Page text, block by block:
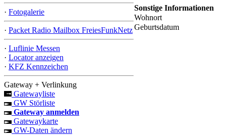
· Fotogalerie
· Packet Radio Mailbox FreiesFunkNetz
· Luflinie Messen
· Locator anzeigen
· KFZ Kennzeichen
Gateway + Verlinkung
Gatewayliste
GW Störliste
Gateway anmelden
Gatewaykarte
GW-Daten ändern
Sonstige Informationen
Wohnort
Geburtsdatum